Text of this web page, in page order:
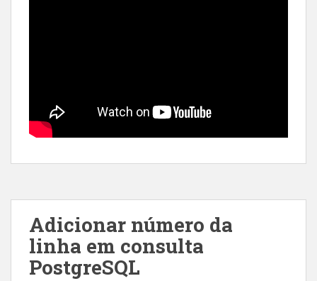
Adicionar número da
linha em consulta
PostgreSQL